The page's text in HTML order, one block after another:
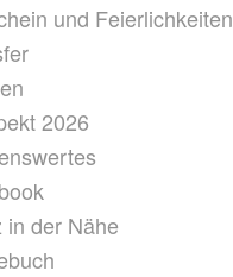
und Feierlichkeiten
2026
in der Nähe